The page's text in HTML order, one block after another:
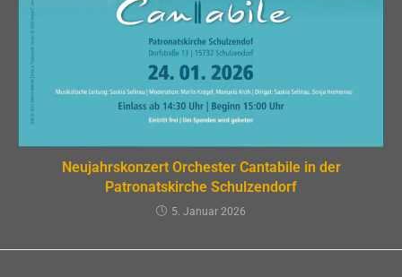
Neujahrskonzert Orchester Cantabile in der
Patronatskirche Schulzendorf
5. Januar 2026